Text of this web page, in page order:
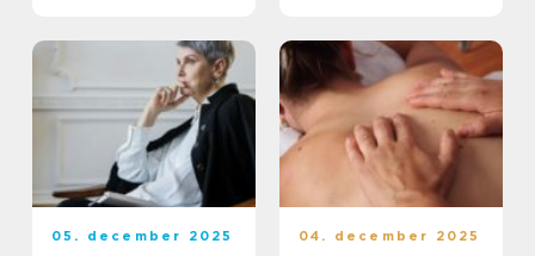
05. december 2025 04. december 2025